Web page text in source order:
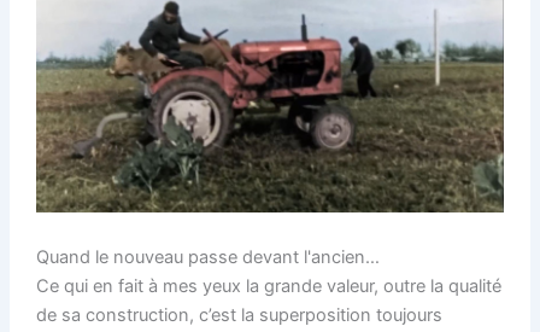
Quand le nouveau passe devant l'ancien…
Ce qui en fait à mes yeux la grande valeur, outre la qualité
de sa construction, c’est la superposition toujours